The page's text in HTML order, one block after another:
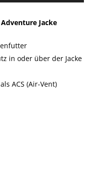
Jacke
in oder über der Jacke
ACS (Air-Vent)